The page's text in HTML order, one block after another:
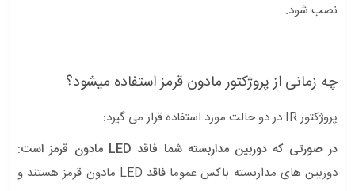
نصب شود.
چه زمانی از پروژکتور مادون قرمز استفاده میشود؟
پروژکتور IR در دو حالت مورد استفاده قرار می گیرد:
در صورتی که دوربین مداربسته شما فاقد LED مادون قرمز است
:
دوربین های مداربسته باکس عموما فاقد LED مادون قرمز هستند و